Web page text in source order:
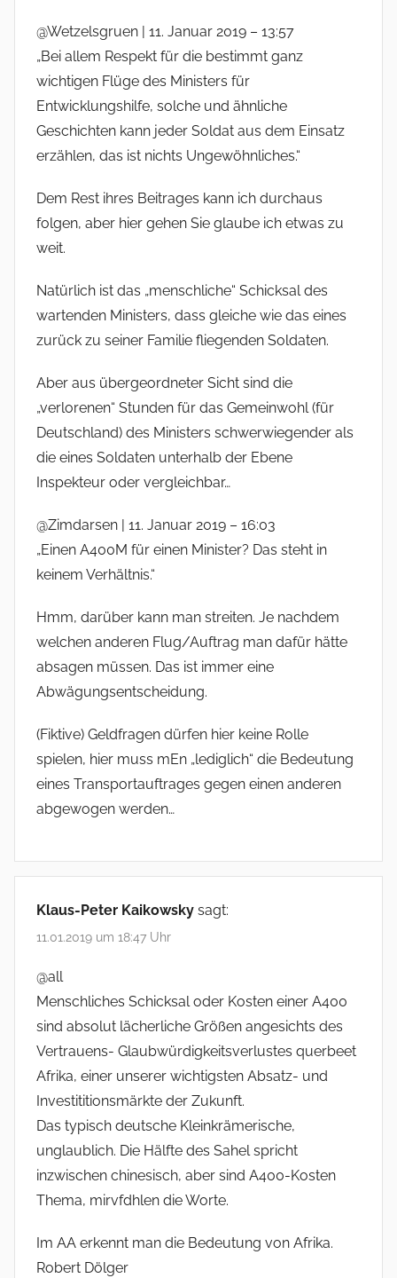
@Wetzelsgruen | 11. Januar 2019 – 13:57
„Bei allem Respekt für die bestimmt ganz
wichtigen Flüge des Ministers für
Entwicklungshilfe, solche und ähnliche
Geschichten kann jeder Soldat aus dem Einsatz
erzählen, das ist nichts Ungewöhnliches.“
Dem Rest ihres Beitrages kann ich durchaus
folgen, aber hier gehen Sie glaube ich etwas zu
weit.
Natürlich ist das „menschliche“ Schicksal des
wartenden Ministers, dass gleiche wie das eines
zurück zu seiner Familie fliegenden Soldaten.
Aber aus übergeordneter Sicht sind die
„verlorenen“ Stunden für das Gemeinwohl (für
Deutschland) des Ministers schwerwiegender als
die eines Soldaten unterhalb der Ebene
Inspekteur oder vergleichbar…
@Zimdarsen | 11. Januar 2019 – 16:03
„Einen A400M für einen Minister? Das steht in
keinem Verhältnis.“
Hmm, darüber kann man streiten. Je nachdem
welchen anderen Flug/Auftrag man dafür hätte
absagen müssen. Das ist immer eine
Abwägungsentscheidung.
(Fiktive) Geldfragen dürfen hier keine Rolle
spielen, hier muss mEn „lediglich“ die Bedeutung
eines Transportauftrages gegen einen anderen
abgewogen werden…
Klaus-Peter Kaikowsky sagt:
11.01.2019 um 18:47 Uhr
@all
Menschliches Schicksal oder Kosten einer A400
sind absolut lächerliche Größen angesichts des
Vertrauens- Glaubwürdigkeitsverlustes querbeet
Afrika, einer unserer wichtigsten Absatz- und
Investititionsmärkte der Zukunft.
Das typisch deutsche Kleinkrämerische,
unglaublich. Die Hälfte des Sahel spricht
inzwischen chinesisch, aber sind A400-Kosten
Thema, mirvfdhlen die Worte.
Im AA erkennt man die Bedeutung von Afrika.
Robert Dölger